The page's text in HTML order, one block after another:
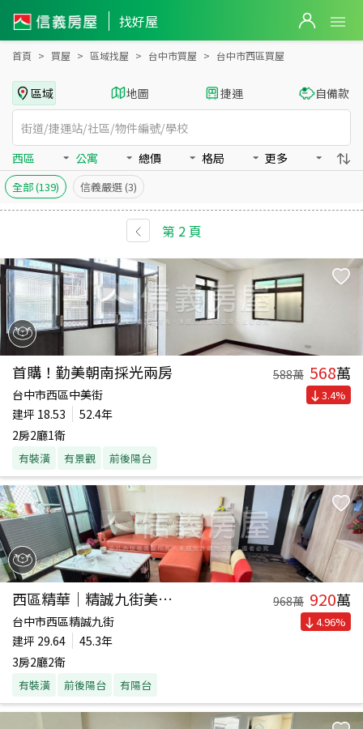
找好屋
台中市西區買房：公寓房屋物件出售、房價分析
首頁 買屋 區域找屋 台中市買屋 台中市西區買屋
區域 地圖 捷運 自備款
西區 公寓 總價 格局 更多
全部(139) 信義嚴選 (3)
第 2頁
首購！勤美朝南採光兩房 588萬 568萬
台中市西區中美街
建坪 18.53
52.4年
2房2廳1衛
有裝潢 有景觀 前後陽台
3.4%
西區精華｜精誠九街美三房 968萬 920萬
台中市西區精誠九街
建坪 29.64
45.3年
3房2廳2衛
有裝潢 前後陽台 有陽台
4.96%